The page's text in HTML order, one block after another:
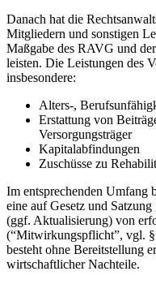
Danach hat die
Mitgliedern und sonstigen
Maßgabe des RAVG und
leisten. Die Leistungen des
insbesondere:
Alters-,
Erstattung von
Versorgungsträger
Kapitalabfindungen
Zuschüsse zu
Im entsprechenden Umfang
eine auf Gesetz und
(ggf. Aktualisierung) von
(“Mitwirkungspflicht”, vgl.
besteht ohne Bereitstellung
wirtschaftlicher Nachteile.